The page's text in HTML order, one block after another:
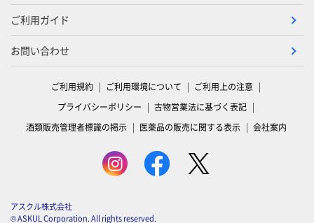
ご利用ガイド
お問い合わせ
ご利用規約 ご利用環境について
ご利用上の注意
プライバシーポリシー
古物営業法に基づく表記
酒類販売管理者標識の掲示
医薬品の販売に関する表示 会社案内
アスクル株式会社
© ASKUL Corporation. All rights reserved.